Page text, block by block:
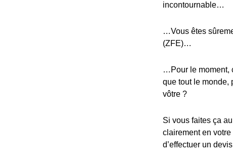
incontournable…
…Vous êtes
(ZFE)…
…Pour le moment,
que tout le monde,
vôtre ?
Si vous faites ça
clairement en
d’effectuer un